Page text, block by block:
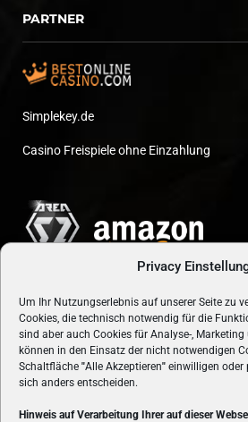
Privacy
Um Ihr Nutzungserlebnis auf unserer Seite zu
Cookies, die technisch notwendig für die
sind aber auch Cookies für Analyse-,
können in den Einsatz der nicht notwendigen
Schaltfläche "Alle Akzeptieren" einwilligen oder
sich anders entscheiden.
Hinweis auf Verarbeitung Ihrer auf dieser
PARTNER
Simplekey.de
Casino Freispiele ohne Einzahlung